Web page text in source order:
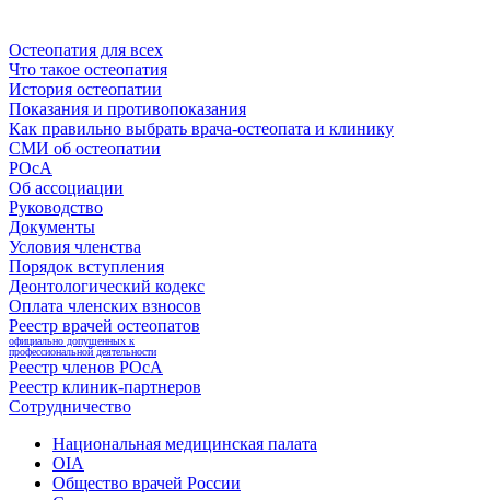
Остеопатия для всех
Что такое остеопатия
История остеопатии
Показания и противопоказания
Как правильно выбрать врача-остеопата и клинику
СМИ об остеопатии
РОсА
Об ассоциации
Руководство
Документы
Условия членства
Порядок вступления
Деонтологический кодекс
Оплата членских взносов
Реестр врачей остеопатов
официально допущенных к
профессиональной деятельности
Реестр членов РОсА
Реестр клиник-партнеров
Сотрудничество
Национальная медицинская палата
OIA
Общество врачей России